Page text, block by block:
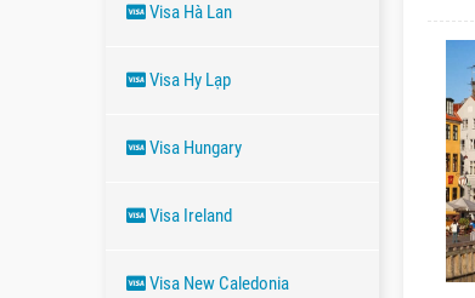
Visa Hà Lan
Visa Hy Lạp
Visa Hungary
Visa Ireland
Visa New Caledonia